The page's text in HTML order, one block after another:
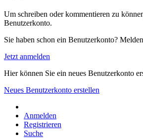
Um schreiben oder kommentieren zu
Benutzerkonto.
Sie haben schon ein Benutzerkonto?
Jetzt anmelden
Hier können Sie ein neues Benutzerkonto
Neues Benutzerkonto erstellen
Anmelden
Registrieren
Suche